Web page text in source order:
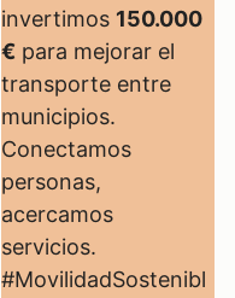
invertimos 150.000
€ para mejorar el
transporte entre
municipios.
Conectamos
personas,
acercamos
servicios.
#MovilidadSostenibl